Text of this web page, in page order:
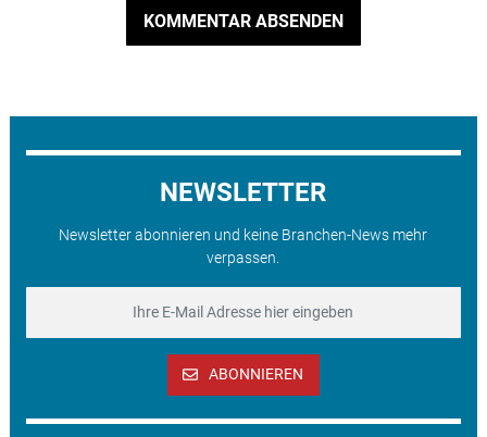
KOMMENTAR ABSENDEN
NEWSLETTER
Newsletter abonnieren und keine Branchen-News mehr
verpassen.
ABONNIEREN